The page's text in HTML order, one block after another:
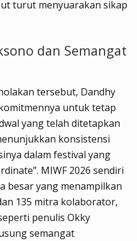
turut menyuarakan sikap
dan Semangat
tersebut, Dandhy
untuk tetap
yang telah ditetapkan
konsistensi
dalam festival yang
MIWF 2026 sendiri
besar yang menampilkan
135 mitra kolaborator,
penulis Okky
semangat